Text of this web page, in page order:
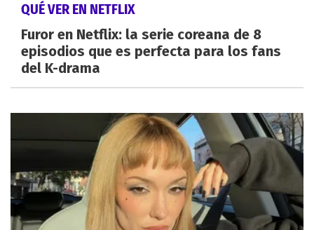
QUÉ VER EN NETFLIX
Furor en Netflix: la serie coreana de 8
episodios que es perfecta para los fans
del K-drama